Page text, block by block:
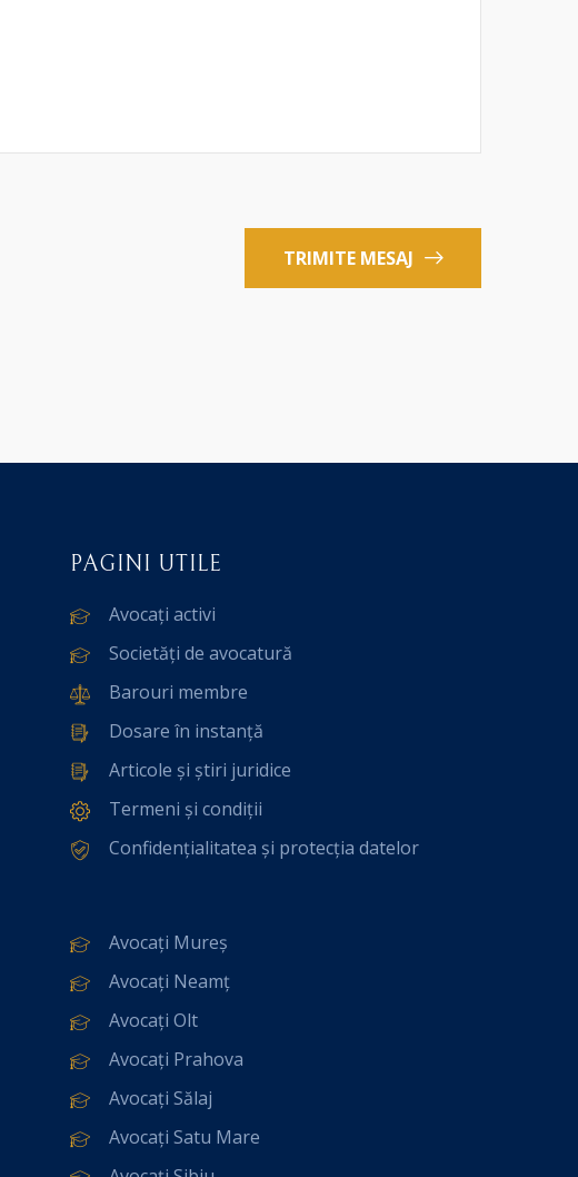
TRIMITE MESAJ
PAGINI UTILE
Avocați activi
Societăți de avocatură
Barouri membre
Dosare în instanță
Articole și știri juridice
Termeni și condiții
Confidențialitatea și protecția datelor
Avocați Mureș
Avocați Neamț
Avocați Olt
Avocați Prahova
Avocați Sălaj
Avocați Satu Mare